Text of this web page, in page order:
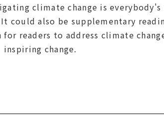
climate change is
could also be supplementary
readers to address climate
inspiring change.